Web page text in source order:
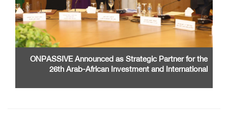
ONPASSIVE Announced as Strategic Partner for the
26th Arab-African Investment and International